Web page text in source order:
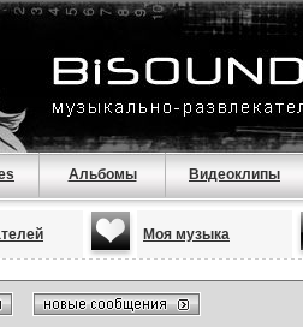
Альбомы Видеоклипы
Моя музыка